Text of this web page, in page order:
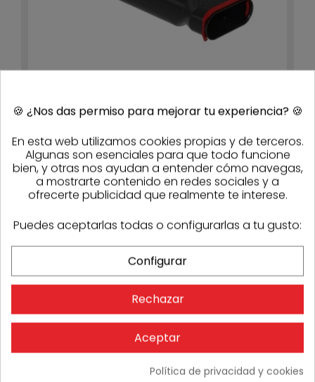
990322217
51,30 € - 25% 38,48 €
1 semana
🍪 ¿Nos das permiso para mejorar tu experiencia? 🍪
En esta web utilizamos cookies propias y de terceros.
Algunas son esenciales para que todo funcione
bien, y otras nos ayudan a entender cómo navegas,
a mostrarte contenido en redes sociales y a
ofrecerte publicidad que realmente te interese.
Puedes aceptarlas todas o configurarlas a tu gusto:
Configurar
Rechazar
Aceptar
Política de privacidad y cookies